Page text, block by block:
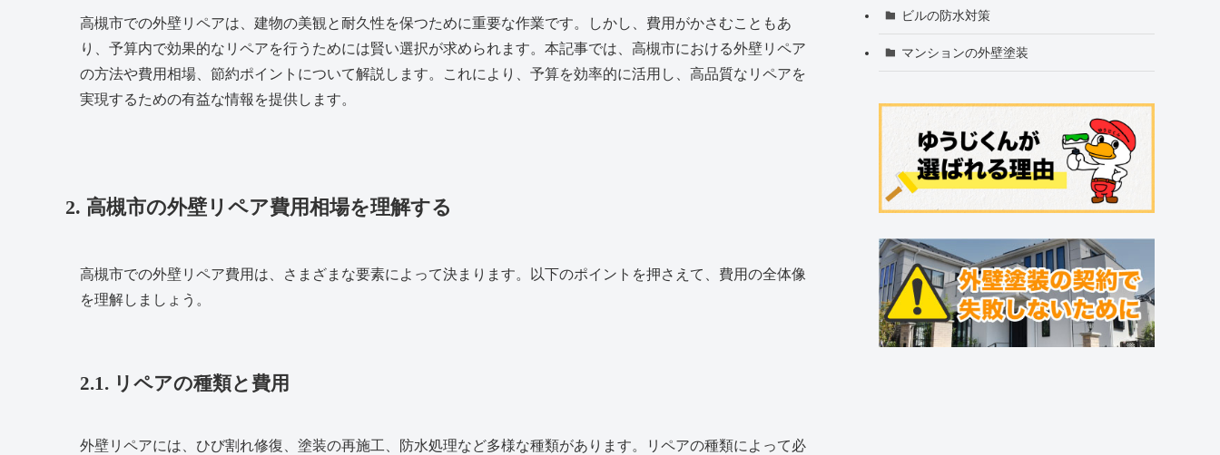
高槻市での外壁リペアは、建物の美観と耐久性を保つために重要な作業です。しかし、費用がかさむこともあ
り、予算内で効果的なリペアを行うためには賢い選択が求められます。本記事では、高槻市における外壁リペア
の方法や費用相場、節約ポイントについて解説します。これにより、予算を効率的に活用し、高品質なリペアを
実現するための有益な情報を提供します。
2. 高槻市の外壁リペア費用相場を理解する
高槻市での外壁リペア費用は、さまざまな要素によって決まります。以下のポイントを押さえて、費用の全体像
を理解しましょう。
2.1. リペアの種類と費用
外壁リペアには、ひび割れ修復、塗装の再施工、防水処理など多様な種類があります。リペアの種類によって必
ビルの防水対策
マンションの外壁塗装